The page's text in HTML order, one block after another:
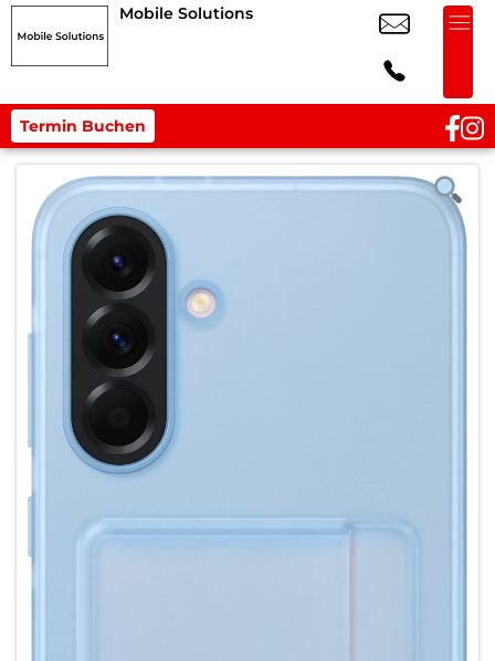
Mobile Solutions
Termin Buchen